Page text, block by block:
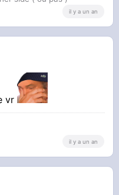
il y a un an
vr
il y a un an